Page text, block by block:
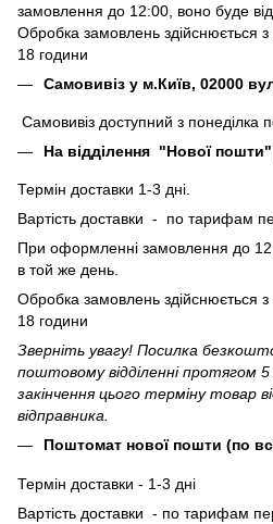
замовлення до 12:00, воно буде
Обробка замовлень здійснюється
18 години
Самовивіз у м.Київ, 02000
Самовивіз доступний з понеділка
На відділення "Нової пошти"
Термін доставки 1-3 дні.
Вартість доставки - по тарифам
При оформленні замовлення до
в той же день.
Обробка замовлень здійснюється
18 години
Зверніть увагу! Посилка
поштовому відділенні протягом 5
закінчення цього терміну товар
відправника.
Поштомат нової пошти (по
Термін доставки - 1-3 дні
Вартість доставки - по тарифам